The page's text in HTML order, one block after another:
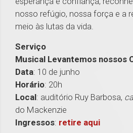
nosso refúgio, nossa força e a
meio às lutas da vida.
Serviço
Musical Levantemos nossos
Data: 10 de junho
Horário: 20h
Local: auditório Ruy Barbosa,
do Mackenzie
Ingressos: retire aqui